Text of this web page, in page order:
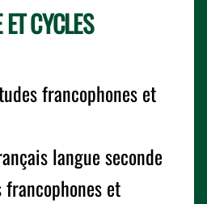
CYCLES
francophones et
langue seconde
et